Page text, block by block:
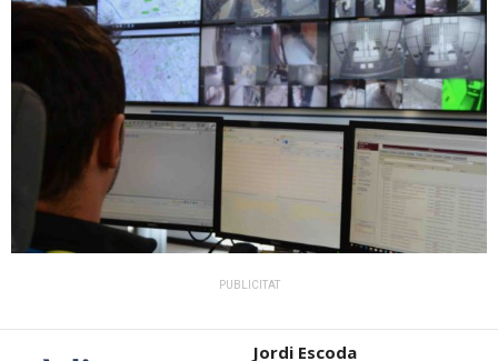
PUBLICITAT
Jordi Escoda